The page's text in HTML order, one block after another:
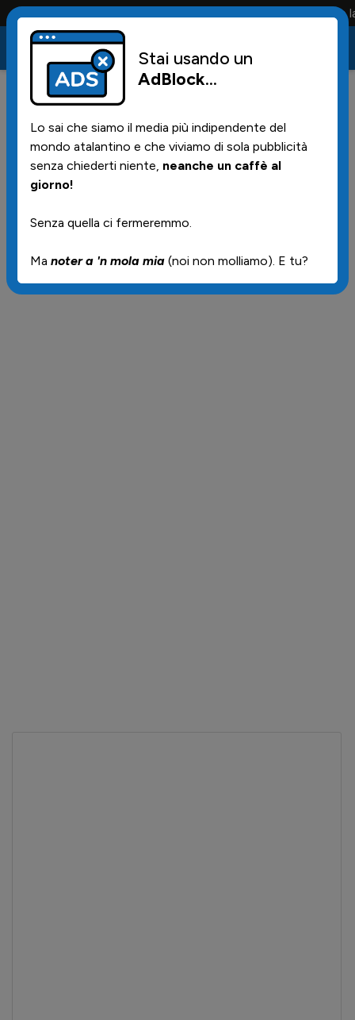
Conta solo la maglia e solo i tifosi la portano tutta la
12/05/2026 | 20.50
Un'altra sfumatura
logo del 22 maggio
Stai usando un
AdBlock...
Lo sai che siamo il media più indipendente del
mondo atalantino e che viviamo di sola pubblicità
senza chiederti niente, neanche un caffè al
giorno!
Senza quella ci fermeremmo.
Ma noter a 'n mola mia (noi non molliamo). E tu?